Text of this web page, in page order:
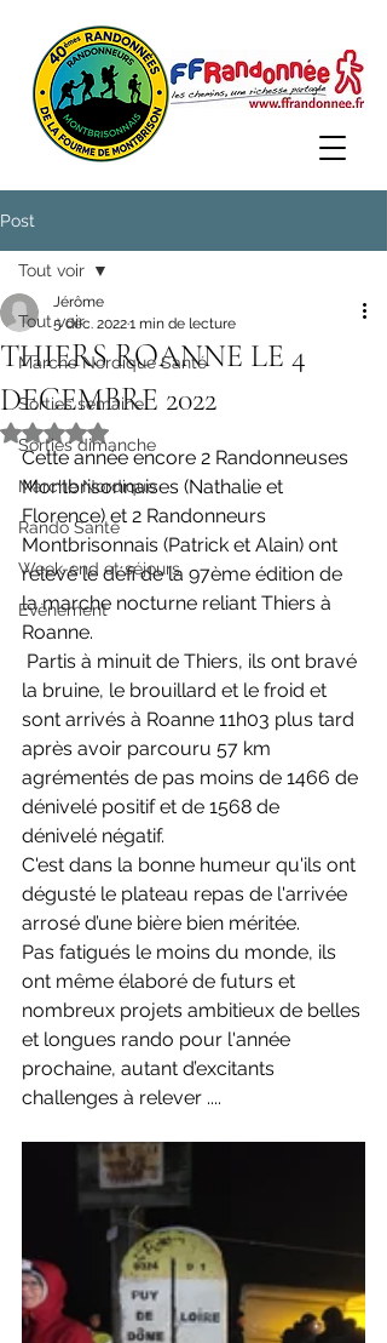
Post
Tout voir
Marche Nordique Santé
Sorties semaine
Sorties dimanche
Marche Nordique
Rando Santé
Week-end et séjours
Evènement
Tout voir
THIERS ROANNE LE 4
DECEMBRE 2022
Jérôme
5 déc. 20221 min de lecture
Noté NaN étoiles sur 5.
Cette année encore 2 Randonneuses
Montbrisonnaises (Nathalie et
Florence) et 2 Randonneurs
Montbrisonnais (Patrick et Alain) ont
relevé le défi de la 97ème édition de
la marche nocturne reliant Thiers à
Roanne.
Partis à minuit de Thiers, ils ont bravé
la bruine, le brouillard et le froid et
sont arrivés à Roanne 11h03 plus tard
après avoir parcouru 57 km
agrémentés de pas moins de 1466 de
dénivelé positif et de 1568 de
dénivelé négatif.
C'est dans la bonne humeur qu'ils ont
dégusté le plateau repas de l'arrivée
arrosé d’une bière bien méritée.
Pas fatigués le moins du monde, ils
ont même élaboré de futurs et
nombreux projets ambitieux de belles
et longues rando pour l'année
prochaine, autant d’excitants
challenges à relever ....